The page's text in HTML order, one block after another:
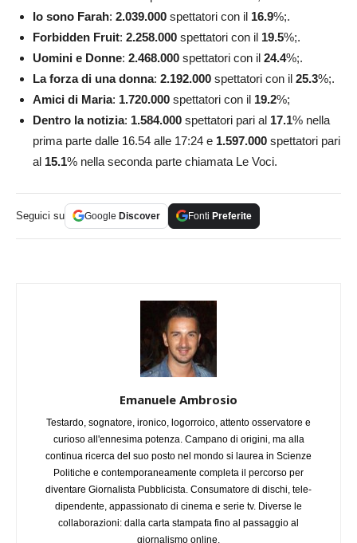
Io sono Farah: 2.039.000 spettatori con il 16.9%;.
Forbidden Fruit: 2.258.000 spettatori con il 19.5%;.
Uomini e Donne: 2.468.000 spettatori con il 24.4%;.
La forza di una donna: 2.192.000 spettatori con il 25.3%;.
Amici di Maria: 1.720.000 spettatori con il 19.2%;
Dentro la notizia: 1.584.000 spettatori pari al 17.1% nella
prima parte dalle 16.54 alle 17:24 e 1.597.000 spettatori pari
al 15.1% nella seconda parte chiamata Le Voci.
Seguici su Google Discover Fonti Preferite
Emanuele Ambrosio
Testardo, sognatore, ironico, logorroico, attento osservatore e
curioso all'ennesima potenza. Campano di origini, ma alla
continua ricerca del suo posto nel mondo si laurea in Scienze
Politiche e contemporaneamente completa il percorso per
diventare Giornalista Pubblicista. Consumatore di dischi, tele-
dipendente, appassionato di cinema e serie tv. Diverse le
collaborazioni: dalla carta stampata fino al passaggio al
giornalismo online.